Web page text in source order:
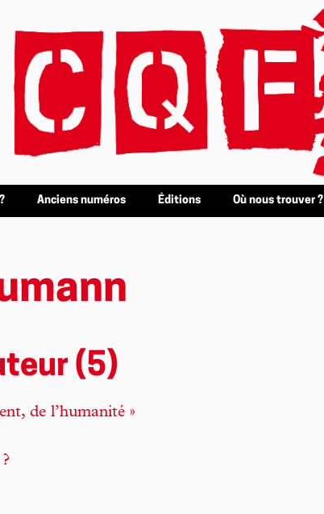
Anciens numéros Éditions Où nous trouver ?
(5)
de l’humanité »